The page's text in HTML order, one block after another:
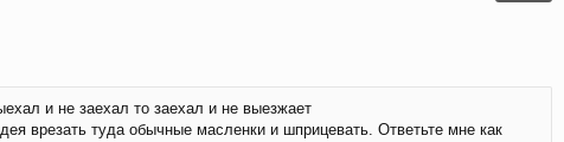
и не заехал то заехал и не выезжает
врезать туда обычные масленки и шприцевать. Ответьте мне как